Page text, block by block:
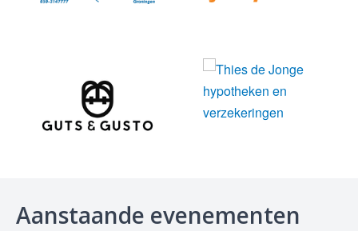
Aanstaande evenementen